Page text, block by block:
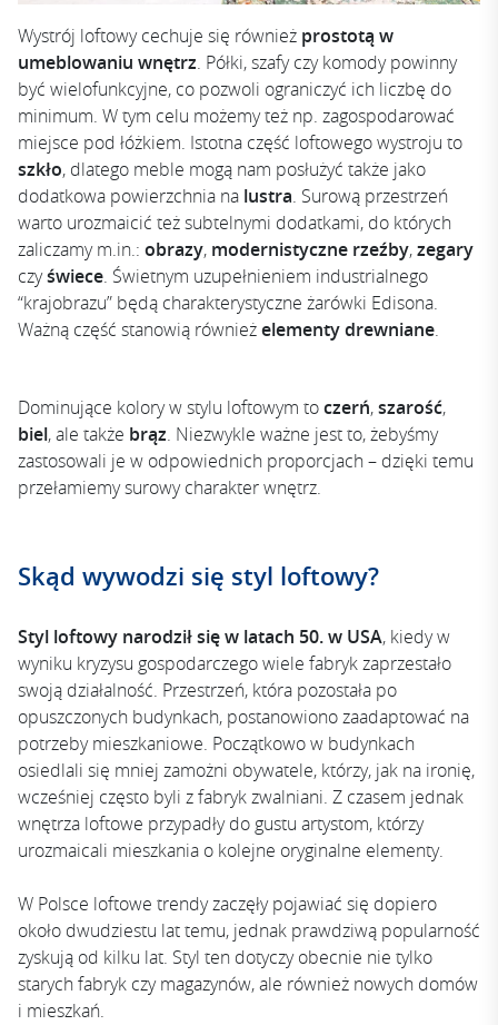
Wystrój loftowy cechuje się również prostotą w
umeblowaniu wnętrz. Półki, szafy czy komody powinny
być wielofunkcyjne, co pozwoli ograniczyć ich liczbę do
minimum. W tym celu możemy też np. zagospodarować
miejsce pod łóżkiem. Istotna część loftowego wystroju to
szkło, dlatego meble mogą nam posłużyć także jako
dodatkowa powierzchnia na lustra. Surową przestrzeń
warto urozmaicić też subtelnymi dodatkami, do których
zaliczamy m.in.: obrazy, modernistyczne rzeźby,zegary
czyświece. Świetnym uzupełnieniem industrialnego
“krajobrazu” będą charakterystyczne żarówki Edisona.
Ważną część stanowią równieżelementy drewniane.
Dominujące kolory w stylu loftowym toczerń,szarość,
biel, ale także brąz. Niezwykle ważne jest to, żebyśmy
zastosowali je w odpowiednich proporcjach – dzięki temu
przełamiemy surowy charakter wnętrz.
Skąd wywodzi się styl loftowy?
Styl loftowy narodził się w latach 50. w USA, kiedy w
wyniku kryzysu gospodarczego wiele fabryk zaprzestało
swoją działalność. Przestrzeń, która pozostała po
opuszczonych budynkach, postanowiono zaadaptować na
potrzeby mieszkaniowe. Początkowo w budynkach
osiedlali się mniej zamożni obywatele, którzy, jak na ironię,
wcześniej często byli z fabryk zwalniani. Z czasem jednak
wnętrza loftowe przypadły do gustu artystom, którzy
urozmaicali mieszkania o kolejne oryginalne elementy.
W Polsce loftowe trendy zaczęły pojawiać się dopiero
około dwudziestu lat temu, jednak prawdziwą popularność
zyskują od kilku lat. Styl ten dotyczy obecnie nie tylko
starych fabryk czy magazynów, ale również nowych domów
i mieszkań.